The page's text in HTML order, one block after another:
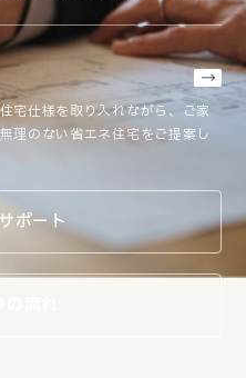
宅仕様を取り入れながら、ご家
理のない省エネ住宅をご提案し
ポート